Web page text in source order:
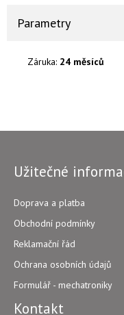
Parametry
Záruka: 24 měsíců
Užitečné
Doprava a platba
Obchodní podmínky
Reklamační řád
Ochrana osobních údajů
Formulář - mechatroniky
Kontakt